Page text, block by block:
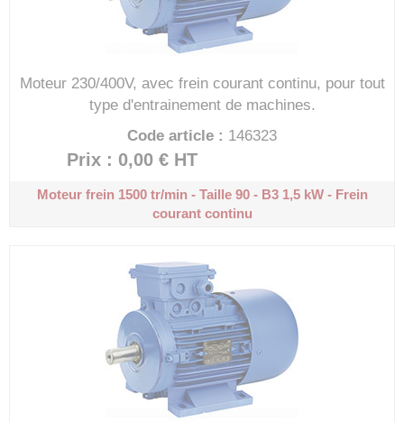
Moteur 230/400V, avec frein courant continu, pour tout
type d'entrainement de machines.
Code article : 146323
Prix : 0,00 € HT
Moteur frein 1500 tr/min - Taille 90 - B31,5 kW - Frein
courant continu